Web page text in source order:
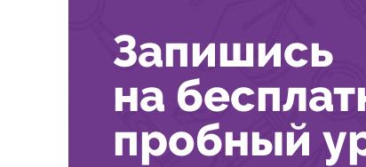
Запишись
на
пробный